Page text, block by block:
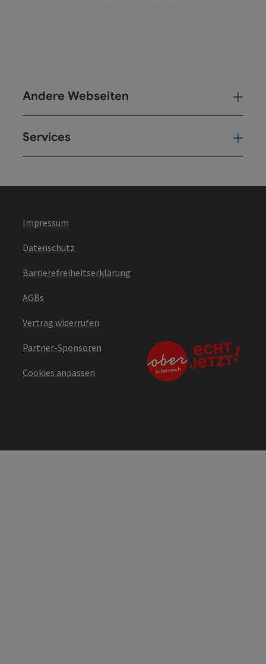
Andere Webseiten
Services
Impressum
Datenschutz
Barrierefreiheitserklärung
AGBs
Vertrag widerrufen
Partner-Sponsoren
Cookies anpassen